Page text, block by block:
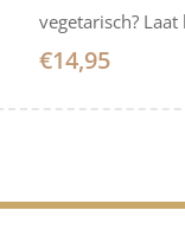
vegetarisch?
€14,95